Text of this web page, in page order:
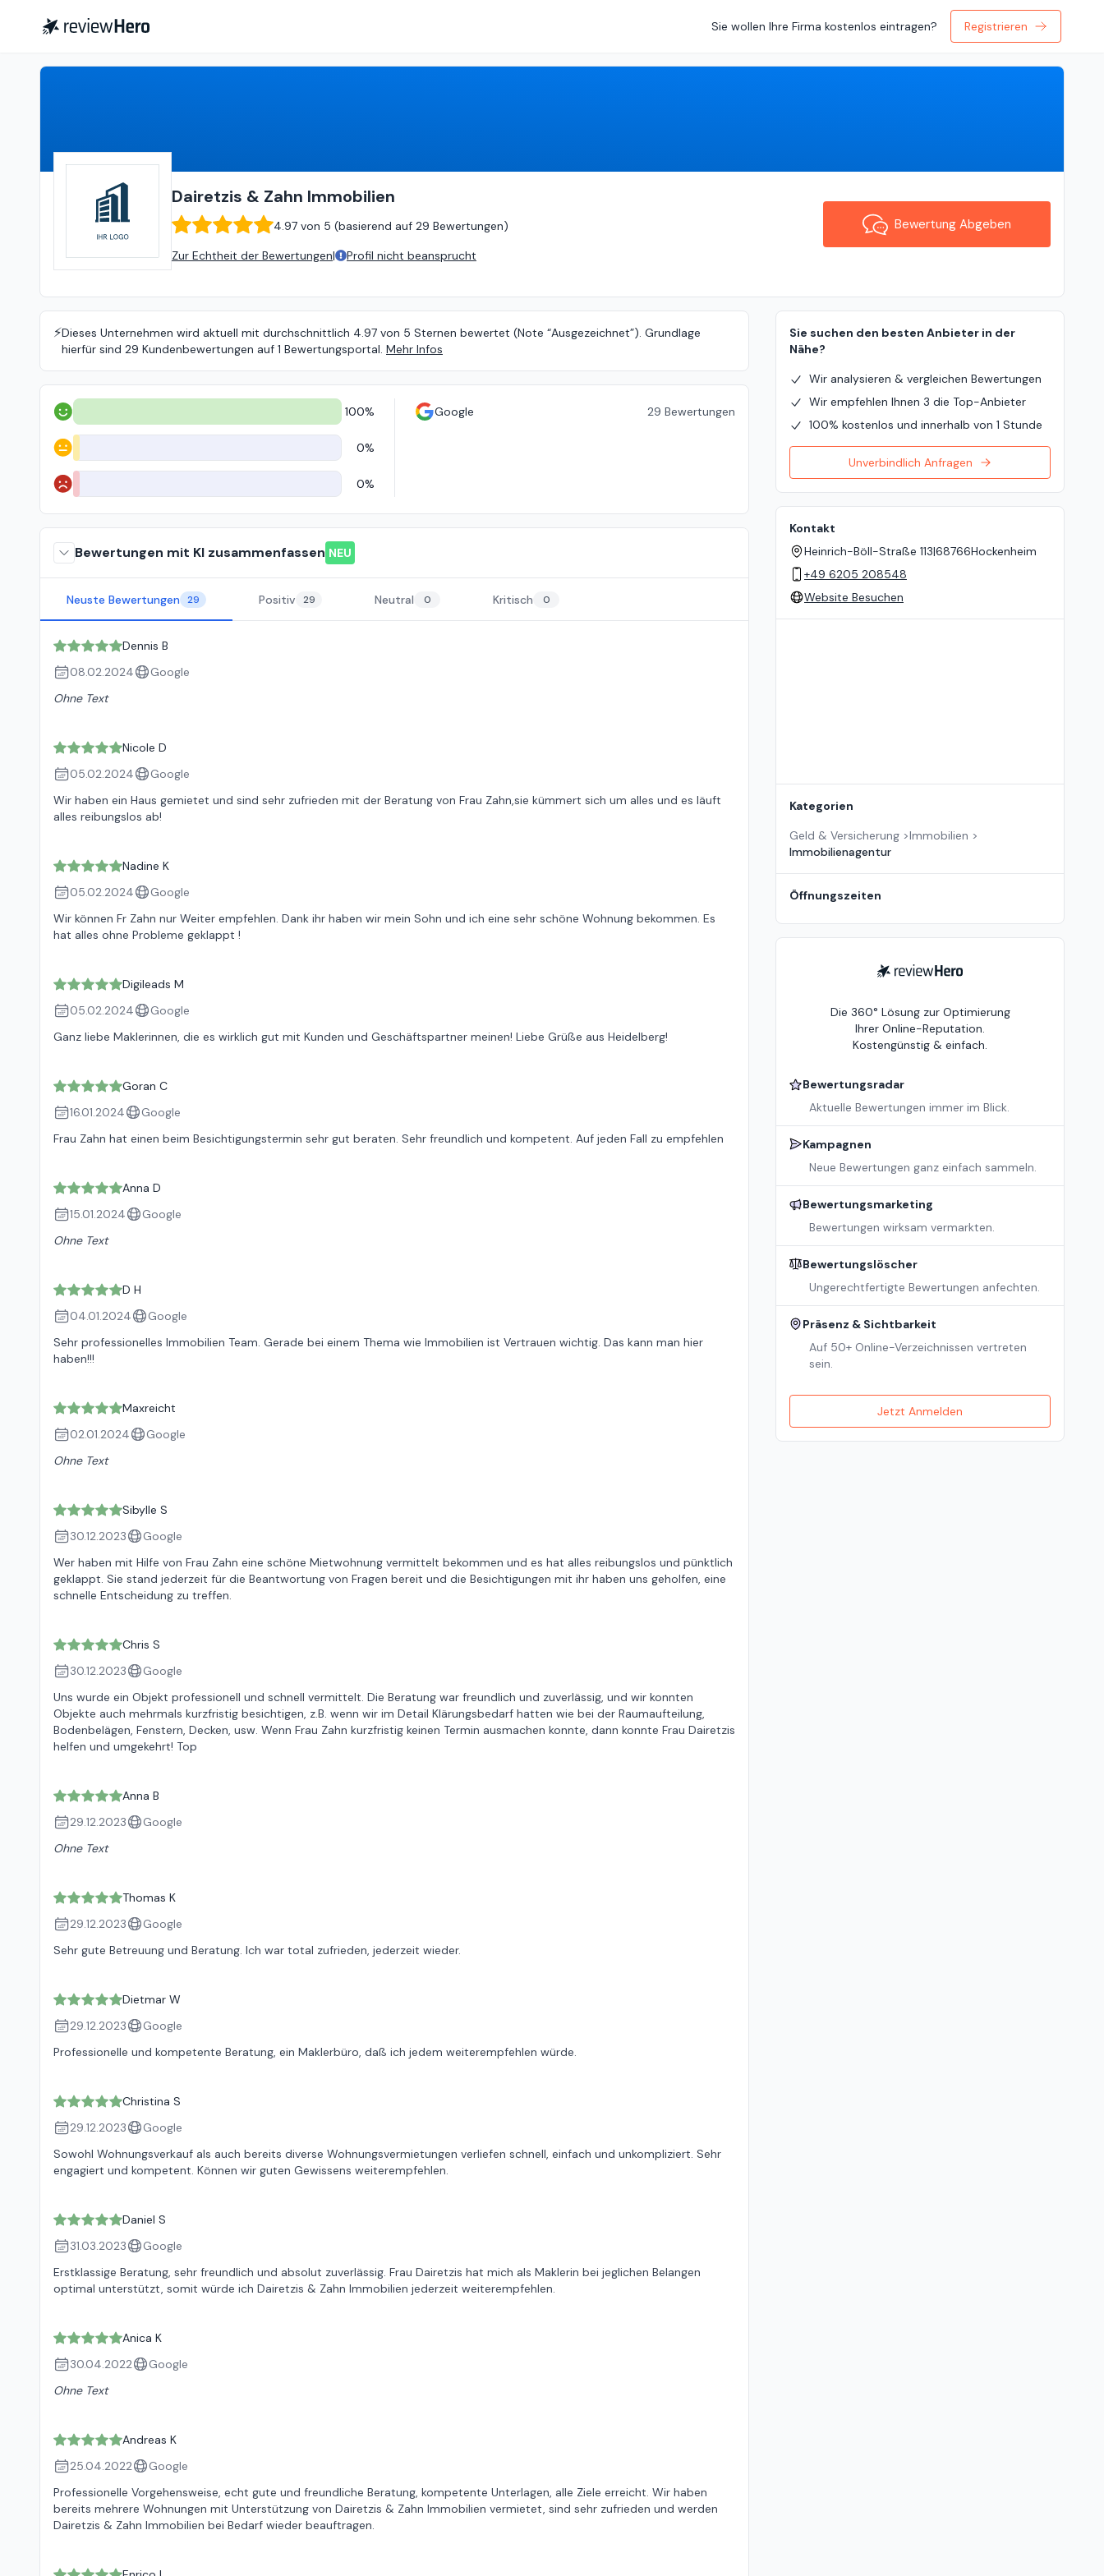
Sie wollen Ihre Firma kostenlos eintragen? Registrieren
Dairetzis & Zahn Immobilien
4.97 von 5 (basierend auf 29 Bewertungen)
Zur Echtheit der Bewertungen| Profil nicht beansprucht
Bewertung Abgeben
⚡️Dieses Unternehmen wird aktuell mit durchschnittlich 4.97 von 5 Sternen bewertet (Note “Ausgezeichnet”). Grundlage
hierfür sind 29 Kundenbewertungen auf 1 Bewertungsportal. Mehr Infos
Positiv 100%
Neutral 0%
Negativ 0%
Google 29 Bewertungen
Bewertungen mit KI zusammenfassen NEU
Neuste Bewertungen 29 Positiv 29 Neutral 0 Kritisch 0
Dennis B
08.02.2024
Google
Ohne Text
Nicole D
05.02.2024
Google
Wir haben ein Haus gemietet und sind sehr zufrieden mit der Beratung von Frau Zahn,sie kümmert sich um alles und es läuft
alles reibungslos ab!
Nadine K
05.02.2024
Google
Wir können Fr Zahn nur Weiter empfehlen. Dank ihr haben wir mein Sohn und ich eine sehr schöne Wohnung bekommen. Es
hat alles ohne Probleme geklappt !
Digileads M
05.02.2024
Google
Ganz liebe Maklerinnen, die es wirklich gut mit Kunden und Geschäftspartner meinen! Liebe Grüße aus Heidelberg!
Goran C
16.01.2024
Google
Frau Zahn hat einen beim Besichtigungstermin sehr gut beraten. Sehr freundlich und kompetent. Auf jeden Fall zu empfehlen
Anna D
15.01.2024
Google
Ohne Text
D H
04.01.2024
Google
Sehr professionelles Immobilien Team. Gerade bei einem Thema wie Immobilien ist Vertrauen wichtig. Das kann man hier
haben!!!
Maxreicht
02.01.2024
Google
Ohne Text
Sibylle S
30.12.2023
Google
Wer haben mit Hilfe von Frau Zahn eine schöne Mietwohnung vermittelt bekommen und es hat alles reibungslos und pünktlich
geklappt. Sie stand jederzeit für die Beantwortung von Fragen bereit und die Besichtigungen mit ihr haben uns geholfen, eine
schnelle Entscheidung zu treffen.
Chris S
30.12.2023
Google
Uns wurde ein Objekt professionell und schnell vermittelt. Die Beratung war freundlich und zuverlässig, und wir konnten
Objekte auch mehrmals kurzfristig besichtigen, z.B. wenn wir im Detail Klärungsbedarf hatten wie bei der Raumaufteilung,
Bodenbelägen, Fenstern, Decken, usw. Wenn Frau Zahn kurzfristig keinen Termin ausmachen konnte, dann konnte Frau Dairetzis
helfen und umgekehrt! Top
Anna B
29.12.2023
Google
Ohne Text
Thomas K
29.12.2023
Google
Sehr gute Betreuung und Beratung. Ich war total zufrieden, jederzeit wieder.
Dietmar W
29.12.2023
Google
Professionelle und kompetente Beratung, ein Maklerbüro, daß ich jedem weiterempfehlen würde.
Christina S
29.12.2023
Google
Sowohl Wohnungsverkauf als auch bereits diverse Wohnungsvermietungen verliefen schnell, einfach und unkompliziert. Sehr
engagiert und kompetent. Können wir guten Gewissens weiterempfehlen.
Daniel S
31.03.2023
Google
Erstklassige Beratung, sehr freundlich und absolut zuverlässig. Frau Dairetzis hat mich als Maklerin bei jeglichen Belangen
optimal unterstützt, somit würde ich Dairetzis & Zahn Immobilien jederzeit weiterempfehlen.
Anica K
30.04.2022
Google
Ohne Text
Andreas K
25.04.2022
Google
Professionelle Vorgehensweise, echt gute und freundliche Beratung, kompetente Unterlagen, alle Ziele erreicht. Wir haben
bereits mehrere Wohnungen mit Unterstützung von Dairetzis & Zahn Immobilien vermietet, sind sehr zufrieden und werden
Dairetzis & Zahn Immobilien bei Bedarf wieder beauftragen.
Sie suchen den besten Anbieter in der
Nähe?
Wir analysieren & vergleichen Bewertungen
Wir empfehlen Ihnen 3 die Top-Anbieter
100% kostenlos und innerhalb von 1 Stunde
Unverbindlich Anfragen
Kontakt
Heinrich-Böll-Straße 113|68766Hockenheim
+49 6205 208548
Website Besuchen
Kategorien
Geld & Versicherung >Immobilien >
Immobilienagentur
Öffnungszeiten
ReviewHero
Die 360° Lösung zur Optimierung
Ihrer Online-Reputation.
Kostengünstig & einfach.
Bewertungsradar
Aktuelle Bewertungen immer im Blick.
Kampagnen
Neue Bewertungen ganz einfach sammeln.
Bewertungsmarketing
Bewertungen wirksam vermarkten.
Bewertungslöscher
Ungerechtfertigte Bewertungen anfechten.
Präsenz & Sichtbarkeit
Auf 50+ Online-Verzeichnissen vertreten
sein.
Jetzt Anmelden